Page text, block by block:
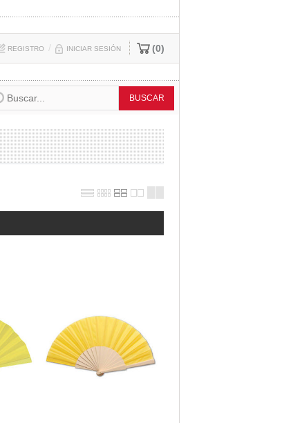
REGISTRO / INICIAR SESIÓN 0